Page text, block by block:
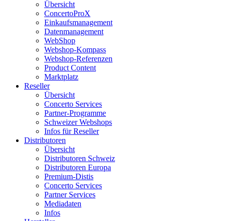
Übersicht
ConcertoProX
Einkaufsmanagement
Datenmanagement
WebShop
Webshop-Kompass
Webshop-Referenzen
Product Content
Marktplatz
Reseller
Übersicht
Concerto Services
Partner-Programme
Schweizer Webshops
Infos für Reseller
Distributoren
Übersicht
Distributoren Schweiz
Distributoren Europa
Premium-Distis
Concerto Services
Partner Services
Mediadaten
Infos